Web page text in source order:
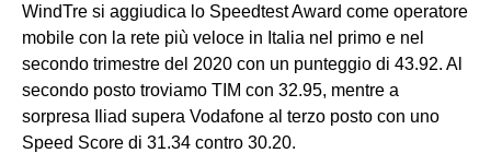
WindTre si aggiudica lo Speedtest Award come operatore
mobile con la rete più veloce in Italia nel primo e nel
secondo trimestre del 2020 con un punteggio di 43.92. Al
secondo posto troviamo TIM con 32.95, mentre a
sorpresa Iliad supera Vodafone al terzo posto con uno
Speed Score di 31.34 contro 30.20.